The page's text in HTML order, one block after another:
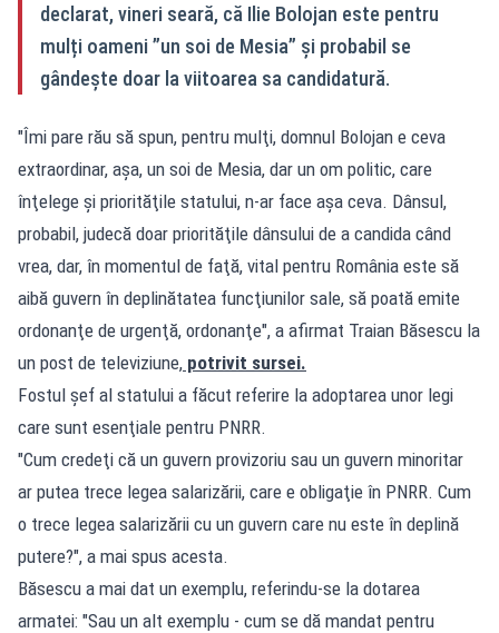
declarat, vineri seară, că Ilie Bolojan este pentru
mulți oameni ”un soi de Mesia” şi probabil se
gândeşte doar la viitoarea sa candidatură.
"Îmi pare rău să spun, pentru mulţi, domnul Bolojan e ceva
extraordinar, aşa, un soi de Mesia, dar un om politic, care
înţelege şi priorităţile statului, n-ar face aşa ceva. Dânsul,
probabil, judecă doar priorităţile dânsului de a candida când
vrea, dar, în momentul de faţă, vital pentru România este să
aibă guvern în deplinătatea funcţiunilor sale, să poată emite
ordonanţe de urgenţă, ordonanţe", a afirmat Traian Băsescu la
un post de televiziune, potrivit sursei.
Fostul șef al statului a făcut referire la adoptarea unor legi
care sunt esenţiale pentru PNRR.
"Cum credeţi că un guvern provizoriu sau un guvern minoritar
ar putea trece legea salarizării, care e obligaţie în PNRR. Cum
o trece legea salarizării cu un guvern care nu este în deplină
putere?", a mai spus acesta.
Băsescu a mai dat un exemplu, referindu-se la dotarea
armatei: "Sau un alt exemplu - cum se dă mandat pentru